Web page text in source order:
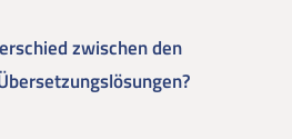
zwischen den